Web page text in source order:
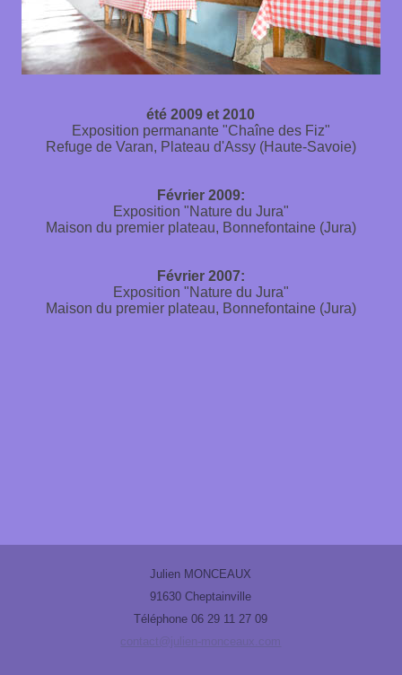
été 2009 et 2010
Exposition permanante "Chaîne des Fiz"
Refuge de Varan, Plateau d'Assy (Haute-Savoie)
Février 2009:
Exposition "Nature du Jura"
Maison du premier plateau, Bonnefontaine (Jura)
Février 2007:
Exposition "Nature du Jura"
Maison du premier plateau, Bonnefontaine (Jura)
Julien MONCEAUX
91630 Cheptainville
Téléphone 06 29 11 27 09
contact@julien-monceaux.com